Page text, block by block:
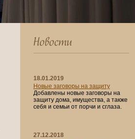
18.01.2019
Новые заговоры на защиту
Добавлены новые заговоры на
защиту дома, имущества, а также
себя и семьи от порчи и сглаза.
27.12.2018